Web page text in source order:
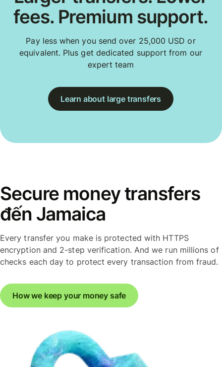
fees. Premium support.
Pay less when you send over 25,000 USD or
equivalent. Plus get dedicated support from our
expert team
Learn about large transfers
Secure money transfers
đến Jamaica
Every transfer you make is protected with HTTPS
encryption and 2-step verification. And we run millions of
checks each day to protect every transaction from fraud.
How we keep your money safe